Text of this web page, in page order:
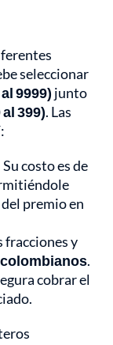
seleccionar
9999) junto
399). Las
Su costo es de
premio en
fracciones y
.
cobrar el